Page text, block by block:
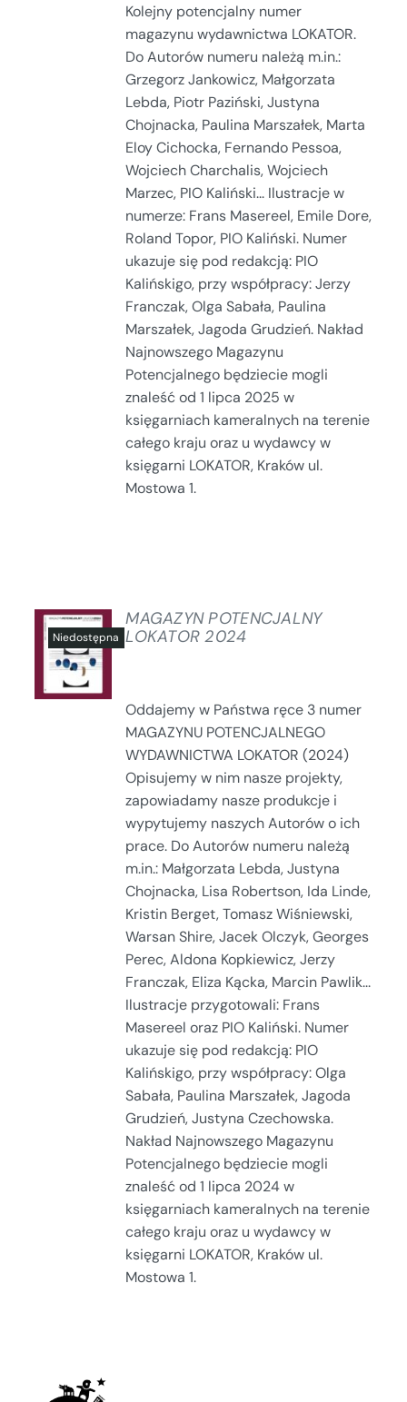
Kolejny potencjalny numer
magazynu wydawnictwa LOKATOR.
Do Autorów numeru należą m.in.:
Grzegorz Jankowicz, Małgorzata
Lebda, Piotr Paziński, Justyna
Chojnacka, Paulina Marszałek, Marta
Eloy Cichocka, Fernando Pessoa,
Wojciech Charchalis, Wojciech
Marzec, PIO Kaliński... Ilustracje w
numerze: Frans Masereel, Emile Dore,
Roland Topor, PIO Kaliński. Numer
ukazuje się pod redakcją: PIO
Kalińskigo, przy współpracy: Jerzy
Franczak, Olga Sabała, Paulina
Marszałek, Jagoda Grudzień. Nakład
Najnowszego Magazynu
Potencjalnego będziecie mogli
znaleść od 1 lipca 2025 w
księgarniach kameralnych na terenie
całego kraju oraz u wydawcy w
księgarni LOKATOR, Kraków ul.
Mostowa 1.
SZCZEGÓŁY
MAGAZYN POTENCJALNY
LOKATOR 2024
Oddajemy w Państwa ręce 3 numer
MAGAZYNU POTENCJALNEGO
WYDAWNICTWA LOKATOR (2024)
Opisujemy w nim nasze projekty,
zapowiadamy nasze produkcje i
wypytujemy naszych Autorów o ich
prace. Do Autorów numeru należą
m.in.: Małgorzata Lebda, Justyna
Chojnacka, Lisa Robertson, Ida Linde,
Kristin Berget, Tomasz Wiśniewski,
Warsan Shire, Jacek Olczyk, Georges
Perec, Aldona Kopkiewicz, Jerzy
Franczak, Eliza Kącka, Marcin Pawlik...
Ilustracje przygotowali: Frans
Masereel oraz PIO Kaliński. Numer
ukazuje się pod redakcją: PIO
Kalińskigo, przy współpracy: Olga
Sabała, Paulina Marszałek, Jagoda
Grudzień, Justyna Czechowska.
Nakład Najnowszego Magazynu
Potencjalnego będziecie mogli
znaleść od 1 lipca 2024 w
księgarniach kameralnych na terenie
całego kraju oraz u wydawcy w
księgarni LOKATOR, Kraków ul.
Mostowa 1.